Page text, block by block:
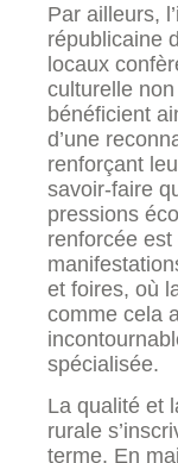
Par ailleurs,
républicaine
locaux
culturelle
bénéficient
d’une
renforçant
savoir-faire
pressions
renforcée
et foires, où
comme cela
spécialisée.
La qualité et
rurale
terme. En